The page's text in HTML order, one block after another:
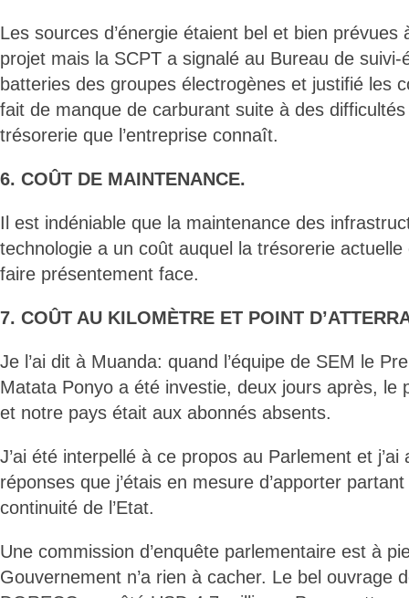
Les sources d’énergie étaient bel et bien prévues
projet mais la SCPT a signalé au Bureau de suivi-
batteries des groupes électrogènes et justifié les
fait de manque de carburant suite à des
trésorerie que l’entreprise connaît.
6. COÛT DE MAINTENANCE.
Il est indéniable que la maintenance des
technologie a un coût auquel la trésorerie
faire présentement face.
7. COÛT AU KILOMÈTRE ET POINT
Je l’ai dit à Muanda: quand l’équipe de SEM le
Matata Ponyo a été investie, deux jours après, le
et notre pays était aux abonnés absents.
J’ai été interpellé à ce propos au Parlement et
réponses que j’étais en mesure d’apporter
continuité de l’Etat.
Une commission d’enquête parlementaire est à
Gouvernement n’a rien à cacher. Le bel ouvrage